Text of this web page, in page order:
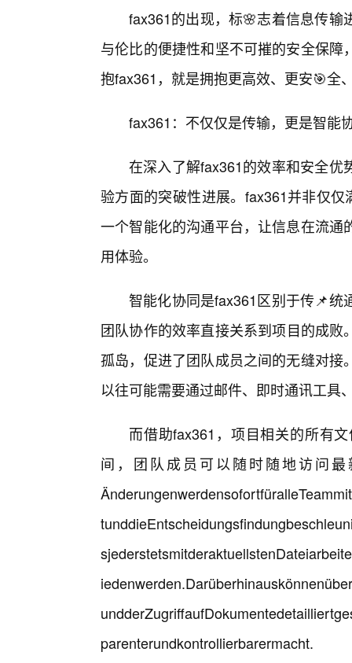
fax361的出现，标🌸志着信息传输
与伦比的便捷性和坚不可摧的安全保
抱fax361，就是拥抱更高效、更安🎯全
fax361：不仅仅是传输，更是智能
在深入了解fax361的效率和安全优
验方面的突破性进展。fax361并非仅
一个智能化的沟通平台，让信息在流
用体验。
智能化协同是fax361区别于传📌统
团队协作的效率直接关系到项目的成
孤岛，促进了团队成员之间的无缝对
以往可能需要通过邮件、即时通讯工具
而借助fax361，项目相关的所有
间，团队成员可以随时随地访问
parenterundkontrollierbarermacht.